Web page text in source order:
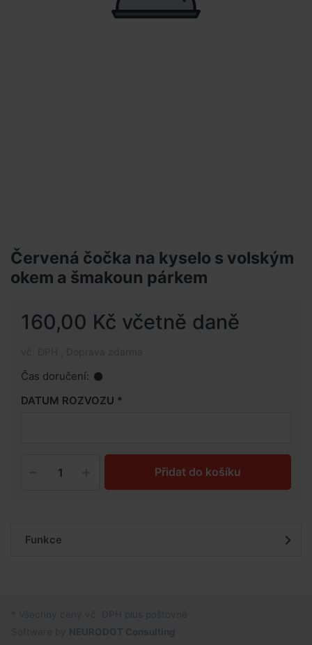
Červená čočka na kyselo s volským
okem a šmakoun párkem
160,00 Kč včetně daně
Čas doručení:
DATUM ROZVOZU
Přidat do košíku
Funkce